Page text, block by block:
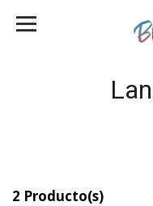
2 Producto(s)